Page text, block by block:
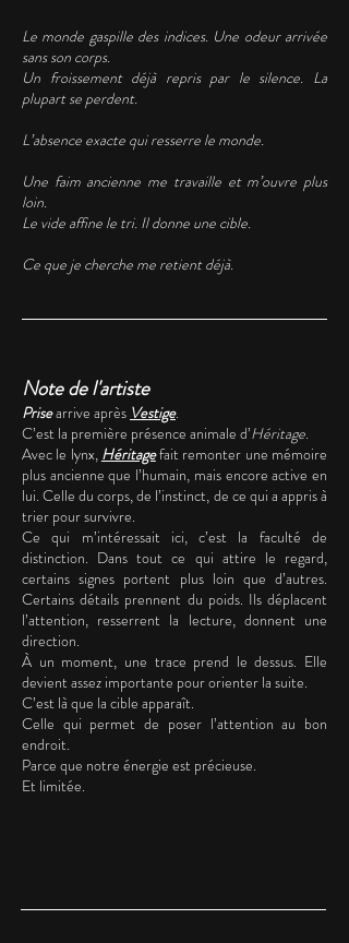
Le monde gaspille des indices. Une odeur arrivée
sans son corps.
Un froissement déjà repris par le silence. La
plupart se perdent.
L’absence exacte qui resserre le monde.
Une faim ancienne me travaille et m’ouvre plus
loin.
Le vide affine le tri. Il donne une cible.
Ce que je cherche me retient déjà.
Note de l'artiste
Prisearrive après Vestige.
C’est la première présence animale d’Héritage.
Avec le lynx, Héritagefait remonter une mémoire
plus ancienne que l’humain, mais encore active en
lui. Celle du corps, de l’instinct, de ce qui a appris à
trier pour survivre.
Ce qui m’intéressait ici, c’est la faculté de
distinction. Dans tout ce qui attire le regard,
certains signes portent plus loin que d’autres.
Certains détails prennent du poids. Ils déplacent
l’attention, resserrent la lecture, donnent une
direction.
À un moment, une trace prend le dessus. Elle
devient assez importante pour orienter la suite.
C’est là que la cible apparaît.
Celle qui permet de poser l’attention au bon
endroit.
Parce que notre énergie est précieuse.
Et limitée.